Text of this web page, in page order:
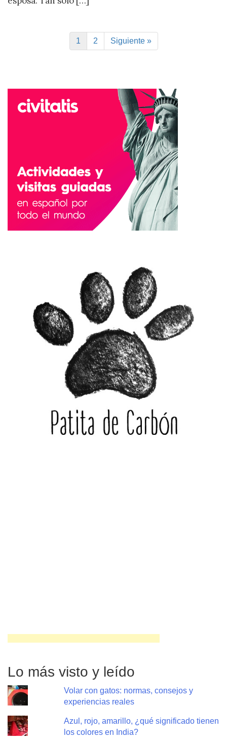
1 2 Siguiente »
Lo más visto y leído
Volar con gatos: normas, consejos y
experiencias reales
Azul, rojo, amarillo, ¿qué significado tienen
los colores en India?